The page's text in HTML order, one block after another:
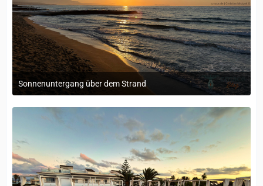
Sonnenuntergang über dem Strand
20. Mai 2026 um 13:50